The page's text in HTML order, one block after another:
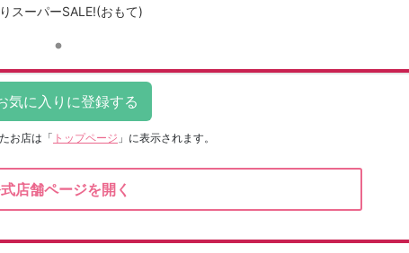
スーパーSALE!(おもて)
お店は 「 トップページ 」に表示されます。
店舗ページを開く